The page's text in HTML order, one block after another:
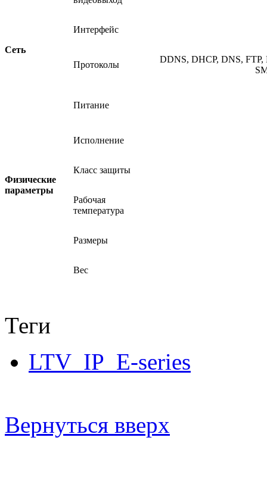
Сеть
Интерфейс
Протоколы
DDNS, DHCP, DNS, FTP,
Физические
параметры
Питание
Исполнение
Класс защиты
Рабочая
температура
Размеры
Вес
Теги
LTV_IP_E-series
Вернуться вверх